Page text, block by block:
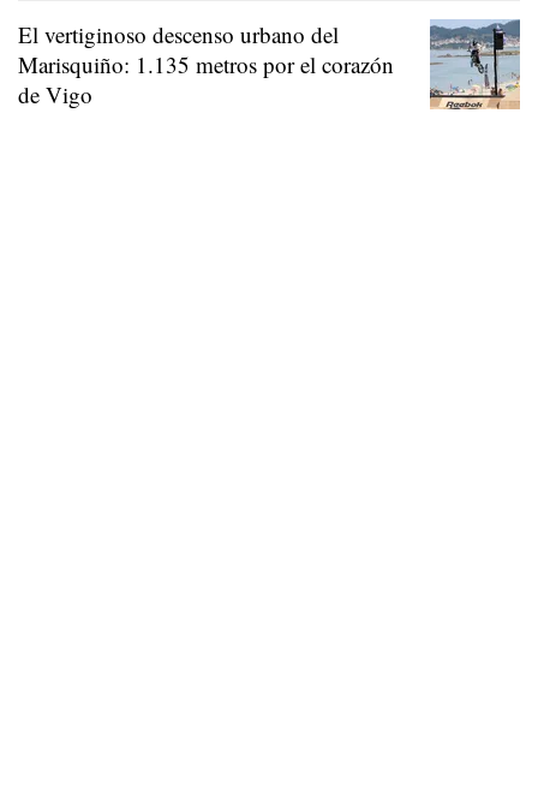
El vertiginoso descenso urbano del
Marisquiño: 1.135 metros por el corazón
de Vigo